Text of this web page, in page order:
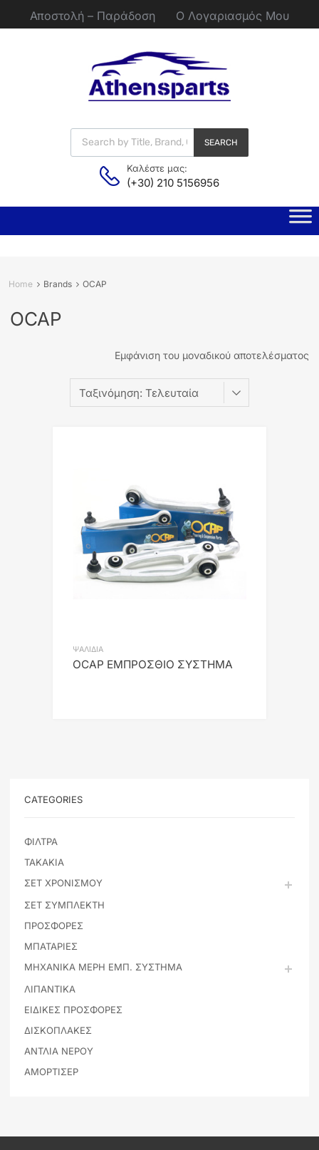
Αποστολή – Παράδοση Ο Λογαριασμός Μου
SEARCH
Καλέστε μας:
(+30) 210 5156956
Home Brands OCAP
OCAP
Εμφάνιση του μοναδικού αποτελέσματος
ΨΑΛΙΔΙΑ
OCAP ΕΜΠΡΟΣΘΙΟ ΣΥΣΤΗΜΑ
CATEGORIES
ΦΙΛΤΡΑ
ΤΑΚΑΚΙΑ
ΣΕΤ ΧΡΟΝΙΣΜΟΥ
ΣΕΤ ΣΥΜΠΛΕΚΤΗ
ΠΡΟΣΦΟΡΕΣ
ΜΠΑΤΑΡΙΕΣ
ΜΗΧΑΝΙΚΑ ΜΕΡΗ ΕΜΠ. ΣΥΣΤΗΜΑ
ΛΙΠΑΝΤΙΚΑ
ΕΙΔΙΚΕΣ ΠΡΟΣΦΟΡΕΣ
ΔΙΣΚΟΠΛΑΚΕΣ
ΑΝΤΛΙΑ ΝΕΡΟΥ
ΑΜΟΡΤΙΣΕΡ